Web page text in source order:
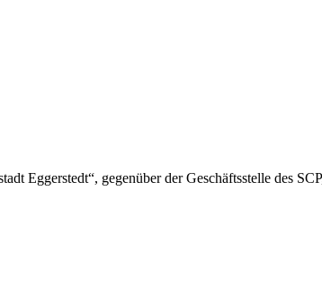
Eggerstedt“, gegenüber der Geschäftsstelle des